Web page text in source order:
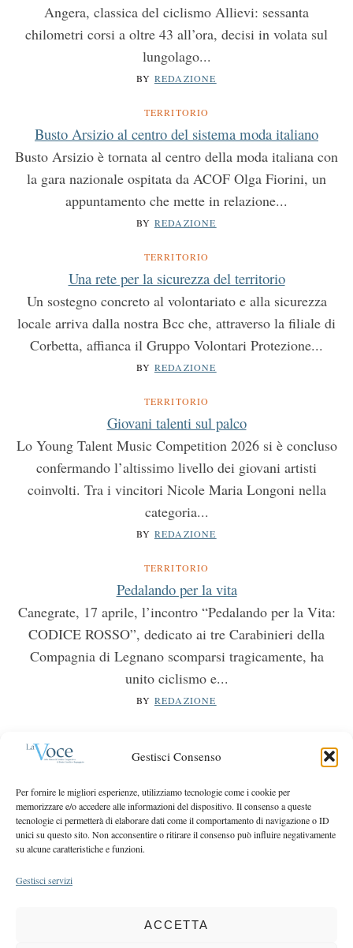
Gestisci Consenso
Per fornire le migliori esperienze, utilizziamo tecnologie come i cookie per
memorizzare e/o accedere alle informazioni del dispositivo. Il consenso a queste
tecnologie ci permetterà di elaborare dati come il comportamento di navigazione o ID
unici su questo sito. Non acconsentire o ritirare il consenso può influire negativamente
su alcune caratteristiche e funzioni.
Gestisci servizi
ACCETTA
Angera, classica del ciclismo Allievi: sessanta
chilometri corsi a oltre 43 all’ora, decisi in volata sul
lungolago...
BY REDAZIONE
TERRITORIO
Busto Arsizio al centro del sistema moda italiano
Busto Arsizio è tornata al centro della moda italiana con
la gara nazionale ospitata da ACOF Olga Fiorini, un
appuntamento che mette in relazione...
BY REDAZIONE
TERRITORIO
Una rete per la sicurezza del territorio
Un sostegno concreto al volontariato e alla sicurezza
locale arriva dalla nostra Bcc che, attraverso la filiale di
Corbetta, affianca il Gruppo Volontari Protezione...
BY REDAZIONE
TERRITORIO
Giovani talenti sul palco
Lo Young Talent Music Competition 2026 si è concluso
confermando l’altissimo livello dei giovani artisti
coinvolti. Tra i vincitori Nicole Maria Longoni nella
categoria...
BY REDAZIONE
TERRITORIO
Pedalando per la vita
Canegrate, 17 aprile, l’incontro “Pedalando per la Vita:
CODICE ROSSO”, dedicato ai tre Carabinieri della
Compagnia di Legnano scomparsi tragicamente, ha
unito ciclismo e...
BY REDAZIONE
10 anni di Area giovani
Area Giovani ha celebrato il proprio anniversario con un
festival diffuso dall’11 al...
BY
COPYRIGHT 2025 LA VOCE |PRIVACY